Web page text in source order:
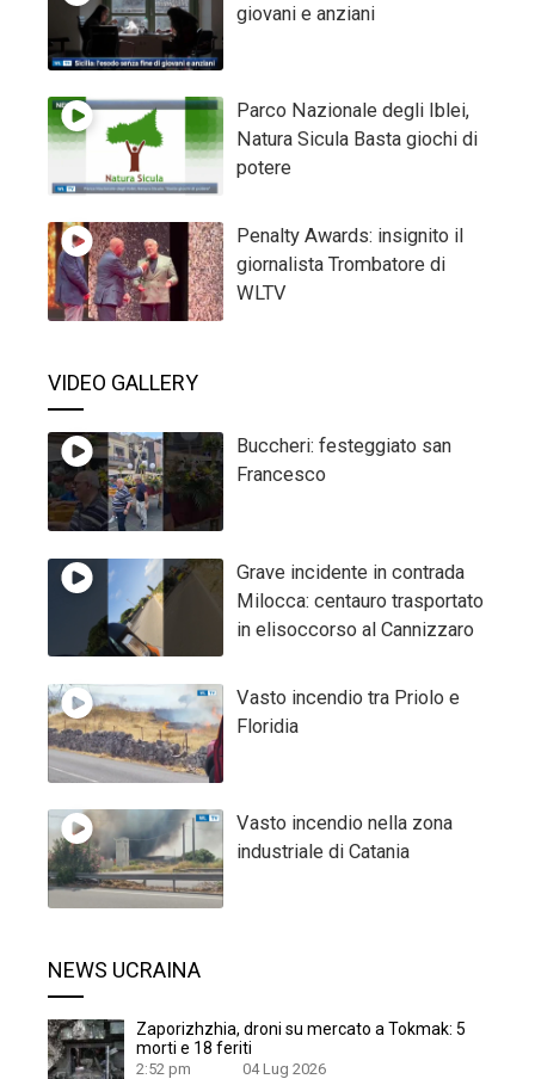
giovani e anziani
Parco Nazionale degli Iblei,
Natura Sicula Basta giochi di
potere
Penalty Awards: insignito il
giornalista Trombatore di
WLTV
VIDEO GALLERY
Buccheri: festeggiato san
Francesco
Grave incidente in contrada
Milocca: centauro trasportato
in elisoccorso al Cannizzaro
Vasto incendio tra Priolo e
Floridia
Vasto incendio nella zona
industriale di Catania
NEWS UCRAINA
Zaporizhzhia, droni su mercato a Tokmak: 5
morti e 18 feriti
2:52 pm 04 Lug 2026